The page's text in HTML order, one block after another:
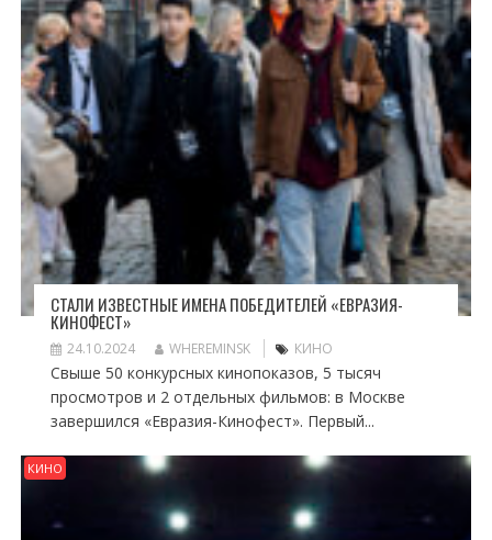
СТАЛИ ИЗВЕСТНЫЕ ИМЕНА ПОБЕДИТЕЛЕЙ «ЕВРАЗИЯ-
КИНОФЕСТ»
24.10.2024 WHEREMINSK КИНО
Свыше 50 конкурсных кинопоказов, 5 тысяч
просмотров и 2 отдельных фильмов: в Москве
завершился «Евразия-Кинофест». Первый...
КИНО